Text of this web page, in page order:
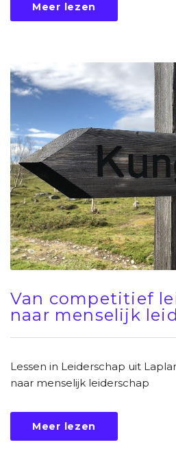
Meer lezen
Van competitief
naar menselijk
Lessen in Leiderschap uit
naar menselijk leiderschap
Meer lezen